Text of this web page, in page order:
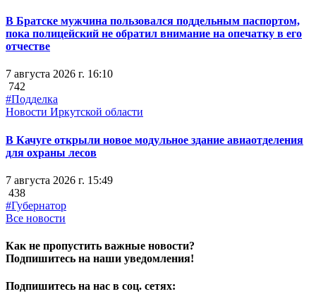
В Братске мужчина пользовался поддельным паспортом,
пока полицейский не обратил внимание на опечатку в его
отчестве
7 августа 2026 г. 16:10
742
#Подделка
Новости Иркутской области
В Качуге открыли новое модульное здание авиаотделения
для охраны лесов
7 августа 2026 г. 15:49
438
#Губернатор
Все новости
Как не пропустить важные новости?
Подпишитесь на наши уведомления!
Подпишитесь на нас в соц. сетях: